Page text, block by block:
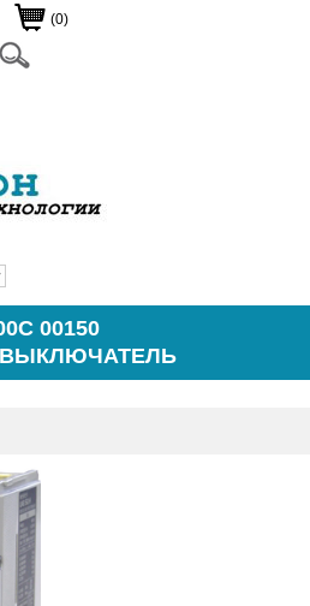
(0)
00150